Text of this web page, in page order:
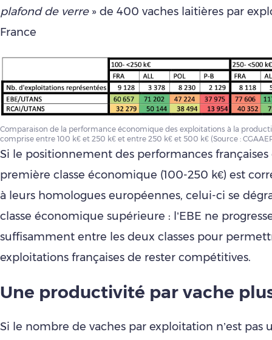
plafond de verre» de 400 vaches laitières par
France
Comparaison de la performance économique des exploitations à la
comprise entre 100 k€ et 250 k€ et entre 250 k€ et 500 k€ (Source :
Si le positionnement des performances françaises
première classe économique (100-250 k€) est
à leurs homologues européennes, celui-ci se
classe économique supérieure : l’EBE ne
suffisamment entre les deux classes pour
exploitations françaises de rester compétitives.
Une productivité par vache
Si le nombre de vaches par exploitation n’est pas